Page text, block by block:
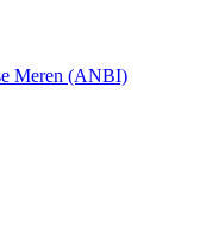
Meren (ANBI)